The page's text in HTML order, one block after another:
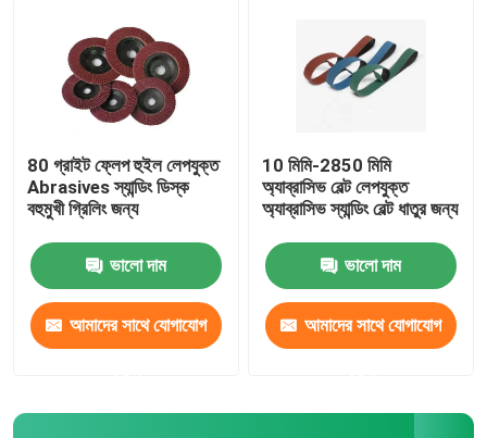
লবণ স্নান নাইট্রাইডিং
সেমিকন্ডাক্টর খরচ
80 গ্রাইট ফ্লেপ হুইল লেপযুক্ত
Abrasives স্যান্ডিং ডিস্ক
বহুমুখী গ্রিলিং জন্য
ভালো দাম
আমাদের সাথে যোগাযোগ
10 মিমি-2850 মিমি
অ্যাব্রাসিভ বেল্ট লেপযুক্ত
অ্যাব্রাসিভ স্যান্ডিং বেল্ট ধাতুর জন্য
ভালো দাম
আমাদের সাথে যোগাযোগ